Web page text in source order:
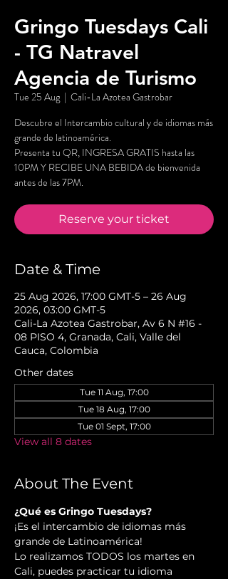
Gringo Tuesdays Cali
- TG Natravel
Agencia de Turismo
Tue 25 Aug
  |
Cali-La Azotea Gastrobar
Descubre el Intercambio cultural y de idiomas más
grande de latinoamérica.
Presenta tu QR, INGRESA GRATIS hasta las
10PM Y RECIBE UNA BEBIDA de bienvenida
antes de las 7PM.
Reserve your ticket
Date & Time
25 Aug 2026, 17:00 GMT-5 – 26 Aug
2026, 03:00 GMT-5
Cali-La Azotea Gastrobar, Av 6 N #16 -
08 PISO 4, Granada, Cali, Valle del
Cauca, Colombia
Other dates
Tue 11 Aug, 17:00
Tue 18 Aug, 17:00
Tue 01 Sept, 17:00
View all 8 dates
About The Event
¿Qué es Gringo Tuesdays?
¡Es el intercambio de idiomas más
grande de Latinoamérica!
Lo realizamos TODOS los martes en
Cali, puedes practicar tu idioma